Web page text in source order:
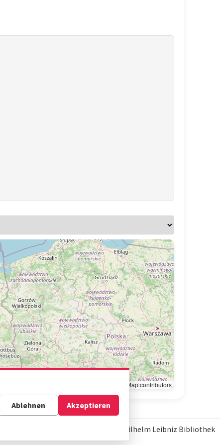
© OpenStreetMap contributors
© Gottfried Wilhelm Leibniz Bibliothek
Ablehnen Akzeptieren